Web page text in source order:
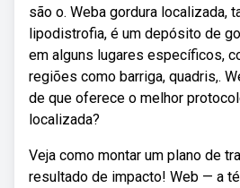
são o. Weba gordura localizada,
lipodistrofia, é um depósito de
em alguns lugares específicos,
regiões como barriga, quadris,.
de que oferece o melhor
localizada?
Veja como montar um plano de
resultado de impacto! Web — a